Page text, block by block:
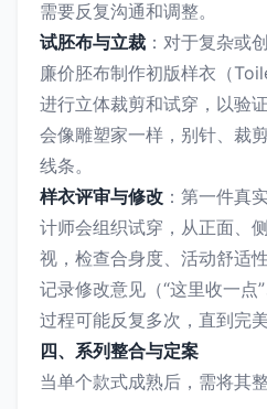
需要反复沟通和调整。
试胚布与立裁 ：对于复杂或
廉价胚布制作初版样衣（
进行立体裁剪和试穿，以验
会像雕塑家一样，别针、裁
线条。
样衣评审与修改 ：第一件真
计师会组织试穿，从正面、
视，检查合身度、活动舒适
记录修改意见（“这里收一点
过程可能反复多次，直到完美
四、系列整合与定案
当单个款式成熟后，需将其